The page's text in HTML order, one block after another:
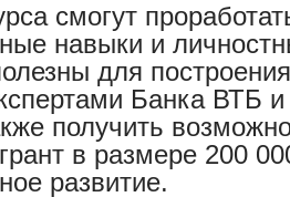
смогут
навыки и
для
Банка ВТБ
получить
в размере 200
развитие.